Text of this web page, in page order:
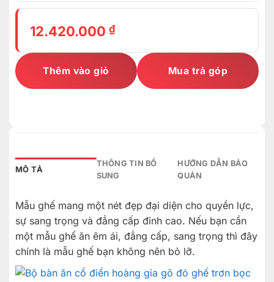
12.420.000 ₫
Thêm vào giỏ Mua trả góp
MÔ TẢ
THÔNG TIN BỔ
SUNG
HƯỚNG DẪN BẢO
QUẢN
Mẫu ghế mang một nét đẹp đại diện cho quyền lực,
sự sang trọng và đẳng cấp đỉnh cao. Nếu bạn cần
một mẫu ghế ăn êm ái, đẳng cấp, sang trọng thì đây
chính là mẫu ghế bạn không nên bỏ lỡ.